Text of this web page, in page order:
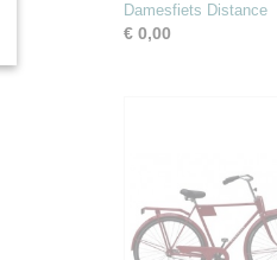
Damesfiets Distance
€ 0,00